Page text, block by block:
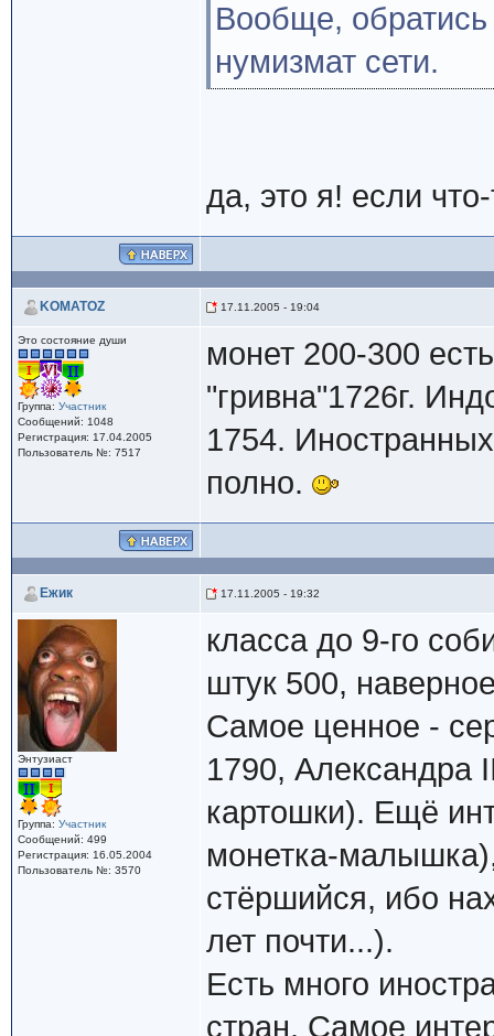
Вообще, обратись
нумизмат сети.
да, это я! если
KOMATOZ 17.11.2005 - 19:04
Это состояние души
Группа: Участник
Сообщений: 1048
Регистрация: 17.04.2005
Пользователь №: 7517
монет 200-300
"гривна"1726г.
1754.
полно.
Ежик 17.11.2005 - 19:32
Энтузиаст
Группа: Участник
Сообщений: 499
Регистрация: 16.05.2004
Пользователь №: 3570
класса до 9-го
штук 500,
Самое ценное -
1790, Александра
картошки). Ещё
монетка-
стёршийся, ибо
лет почти...).
Есть много
стран. Самое